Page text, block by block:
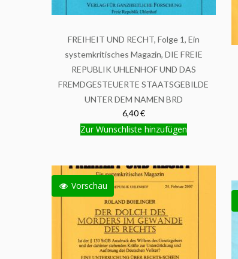
FREIHEIT UND RECHT, Folge 1, Ein
systemkritisches Magazin, DIE FREIE
REPUBLIK UHLENHOF UND DAS
FREMDGESTEUERTE STAATSGEBILDE
UNTER DEM NAMEN BRD
6,40 €
Zur Wunschliste hinzufügen
Vorschau